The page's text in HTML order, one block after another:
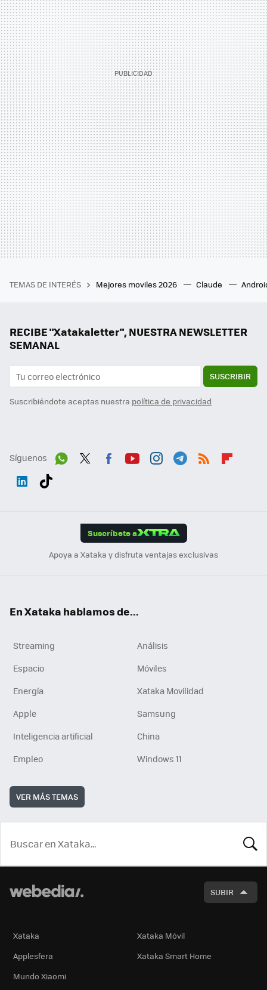
TEMAS DE INTERÉS Mejores moviles 2026 Claude
RECIBE "Xatakaletter", NUESTRA NEWSLETTER
SEMANAL
SUSCRIBIR
Suscribiéndote aceptas nuestra política de privacidad
Síguenos
Suscríbete a
Apoya a Xataka y disfruta ventajas exclusivas
En Xataka hablamos de...
Streaming
Análisis
Espacio
Móviles
Energía
Xataka Movilidad
Apple
Samsung
Inteligencia artificial
China
Empleo
Windows 11
VER MÁS TEMAS
SUBIR
Xataka
Xataka Móvil
Applesfera
Xataka Smart Home
Mundo Xiaomi